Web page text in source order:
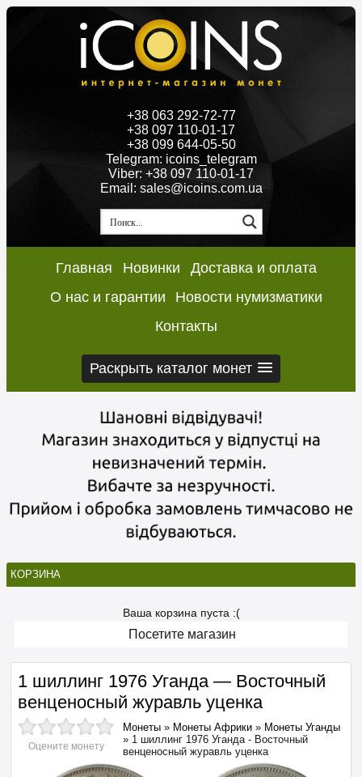
+38 063 292-72-77
+38 097 110-01-17
+38 099 644-05-50
Telegram: icoins_telegram
Viber: +38 097 110-01-17
Email: sales@icoins.com.ua
Главная Новинки
Доставка и оплата
О нас и гарантии
Новости нумизматики
Контакты
Раскрыть каталог монет
КОРЗИНА
Ваша корзина пуста :(
Посетите магазин
1 шиллинг 1976 Уганда — Восточный
венценосный журавль уценка
Оцените монету
Монеты » Монеты Африки » Монеты Уганды
» 1 шиллинг 1976 Уганда - Восточный
венценосный журавль уценка